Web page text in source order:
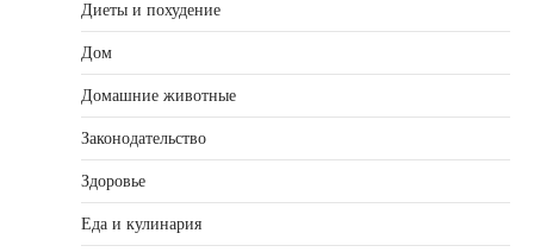
Диеты и похудение
Дом
Домашние животные
Законодательство
Здоровье
Еда и кулинария